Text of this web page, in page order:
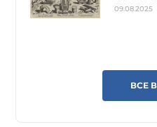
09.08.2025
ВСЕ